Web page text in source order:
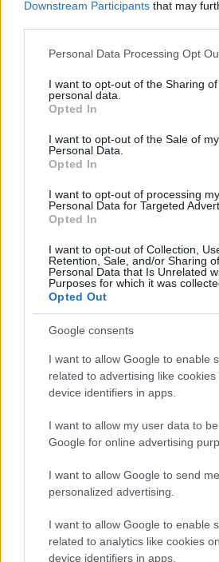
Downstream Participants that may
Please note that this website/app
not limited to your visit or usage
grant or deny consent to Google and
use your data for below specified
consent section.
Personal Data Processing Opt
I want to opt-out of the Sharing
personal data.
Opted In
I want to opt-out of the Sale of my
Personal Data.
Opted In
I want to opt-out of processing my
Personal Data for Targeted
Opted In
I want to opt-out of Collection,
Retention, Sale, and/or Sharing
Personal Data that Is Unrelated
Purposes for which it was
Opted Out
Google consents
I want to allow Google to enable
related to advertising like
device identifiers in apps.
I want to allow my user data to
Google for online advertising
I want to allow Google to send me
personalized advertising.
I want to allow Google to enable
related to analytics like cookies
device identifiers in apps.